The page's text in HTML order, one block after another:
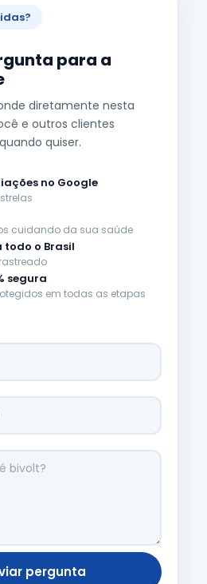
para a
diretamente nesta
e outros clientes
quiser.
no Google
cuidando da sua saúde
todo o Brasil
segura
em todas as etapas
pergunta